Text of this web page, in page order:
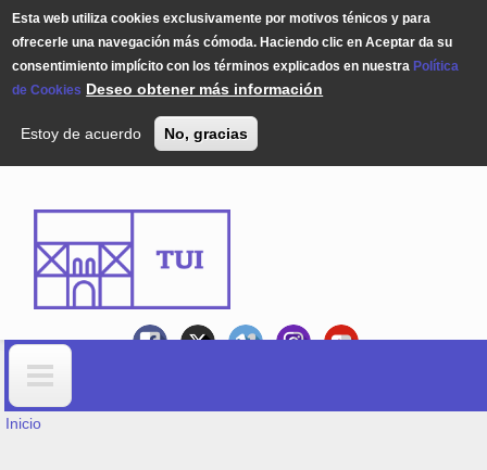
Esta web utiliza cookies exclusivamente por motivos ténicos y para
ofrecerle una navegación más cómoda. Haciendo clic en Aceptar da su
consentimiento implícito con los términos explicados en nuestra Política
de Cookies Deseo obtener más información
Estoy de acuerdo No, gracias
Formulario de búsqueda
USTED ESTÁ AQUÍ
Inicio